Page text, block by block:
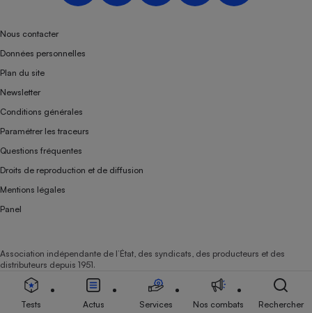
Nous contacter
Données personnelles
Plan du site
Newsletter
Conditions générales
Paramétrer les traceurs
Questions fréquentes
Droits de reproduction et de diffusion
Mentions légales
Panel
Association indépendante de l’État, des syndicats, des producteurs et des
distributeurs depuis 1951.
Tests Actus Services Nos combats Rechercher